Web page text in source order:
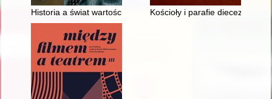
Historia a świat wartości : wybór esejówKościoły i parafie diecezji